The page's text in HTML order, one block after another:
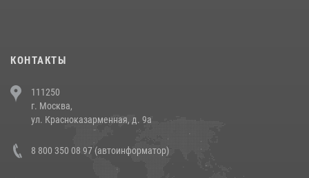
напавших на бригаду скорой помощи (видео)
14 июля 2026, 12:20
В Росгвардии прошла военно-научная конференция по обобщению
боевого опыта
КОНТАКТЫ
111250
г. Москва,
ул. Красноказарменная, д. 9а
8 800 350 08 97 (автоинформатор)